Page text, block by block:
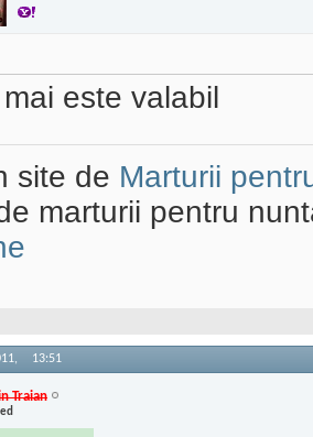
este valabil
site de Marturii
marturii pentru
13:51
Traian